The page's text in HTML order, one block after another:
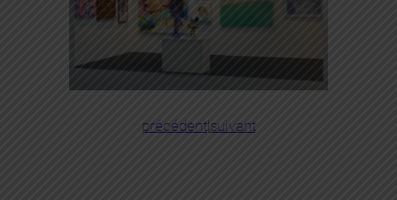
précédent|suivant